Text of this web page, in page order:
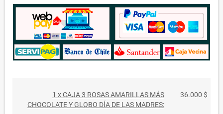
1 x CAJA 3 ROSAS AMARILLAS MÁS
CHOCOLATE Y GLOBO DÍA DE LAS MADRES:
36.000 $